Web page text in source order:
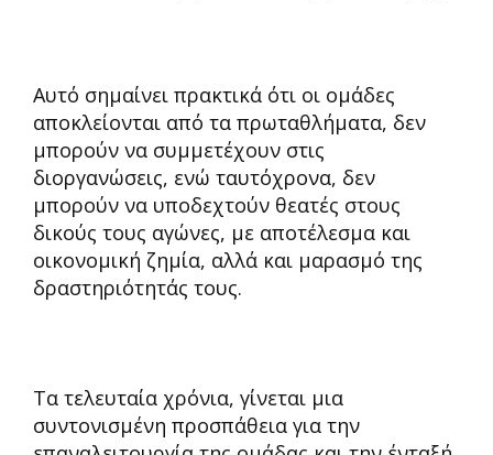
Αυτό σημαίνει πρακτικά ότι οι ομάδες
αποκλείονται από τα πρωταθλήματα, δεν
μπορούν να συμμετέχουν στις
διοργανώσεις, ενώ ταυτόχρονα, δεν
μπορούν να υποδεχτούν θεατές στους
δικούς τους αγώνες, με αποτέλεσμα και
οικονομική ζημία, αλλά και μαρασμό της
δραστηριότητάς τους.
Τα τελευταία χρόνια, γίνεται μια
συντονισμένη προσπάθεια για την